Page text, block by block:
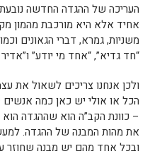
העריכה של ההגדה החדשה
אחיד אלא היא מורכבת מהמון
משניות, גמרא, דברי הגאונים
“חד גדיא”, “אחד מי יודע”
ולכן אנחנו צריכים לשאול את
הכל או אולי יש כאן כמה
– כוונת הקב”ה הוא שההגדה הוא
ובכל אחד מהם יש מבנה שחוזר